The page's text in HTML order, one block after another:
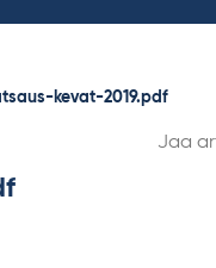
kevat-2019.pdf
Jaa
clipboard.)